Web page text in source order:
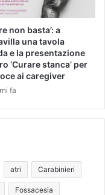
non basta’: a
una tavola
e la presentazione
‘Curare stanca’ per
ai caregiver
fa
atri Carabinieri
Fossacesia